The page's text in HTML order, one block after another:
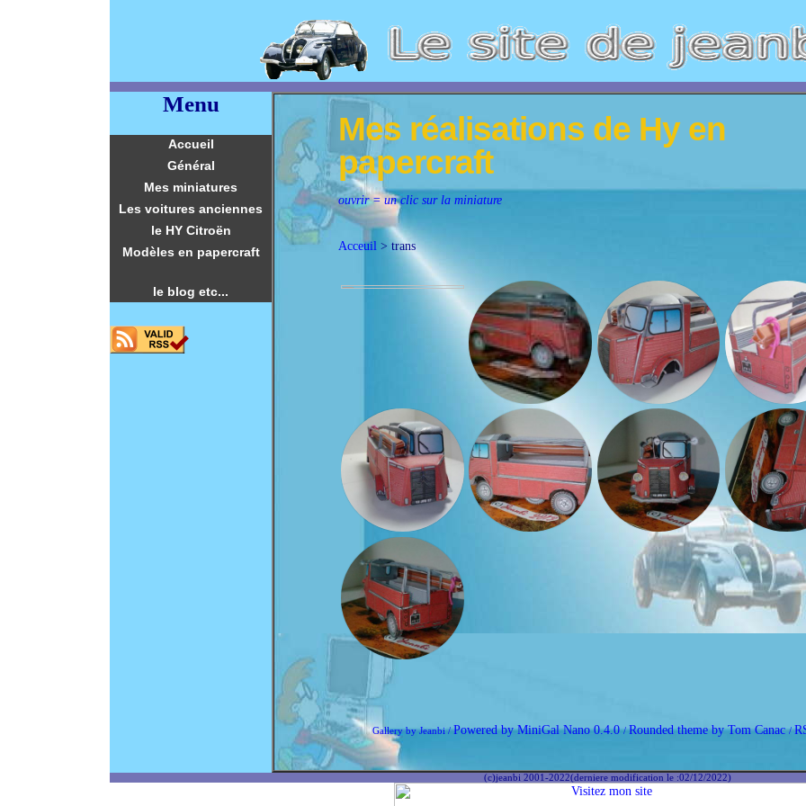
Menu
Accueil
Général
Mes miniatures
Les voitures anciennes
le HY Citroën
Modèles en papercraft
le blog etc...
Mes réalisations de Hy en
papercraft
ouvrir = un clic sur la miniature
Acceuil > trans
Gallery by Jeanbi /Powered by MiniGal Nano 0.4.0/Rounded theme by Tom Canac/
(c)jeanbi 2001-2022(derniere modification le :02/12/2022)